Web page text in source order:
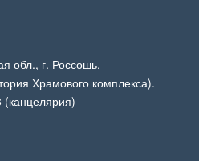
обл., г. Россошь,
Храмового комплекса).